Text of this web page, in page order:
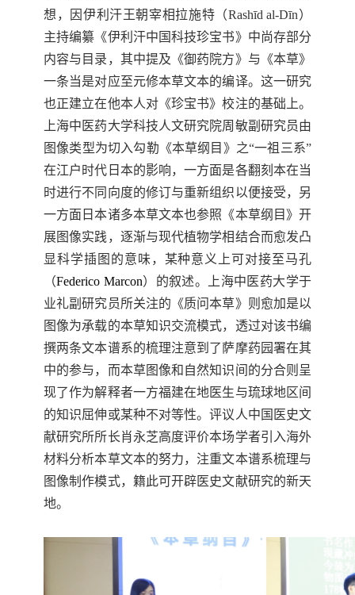
想，因伊利汗王朝宰相拉施特（Rashīd al-Dīn）
主持编纂《伊利汗中国科技珍宝书》中尚存部分
内容与目录，其中提及《御药院方》与《本草》
一条当是对应至元修本草文本的编译。这一研究
也正建立在他本人对《珍宝书》校注的基础上。
上海中医药大学科技人文研究院周敏副研究员由
图像类型为切入勾勒《本草纲目》之“一祖三系”
在江户时代日本的影响，一方面是各翻刻本在当
时进行不同向度的修订与重新组织以便接受，另
一方面日本诸多本草文本也参照《本草纲目》开
展图像实践，逐渐与现代植物学相结合而愈发凸
显科学插图的意味，某种意义上可对接至马孔
（Federico Marcon）的叙述。上海中医药大学于
业礼副研究员所关注的《质问本草》则愈加是以
图像为承载的本草知识交流模式，透过对该书编
撰两条文本谱系的梳理注意到了萨摩药园署在其
中的参与，而本草图像和自然知识间的分合则呈
现了作为解释者一方福建在地医生与琉球地区间
的知识屈伸或某种不对等性。评议人中国医史文
献研究所所长肖永芝高度评价本场学者引入海外
材料分析本草文本的努力，注重文本谱系梳理与
图像制作模式，籍此可开辟医史文献研究的新天
地。